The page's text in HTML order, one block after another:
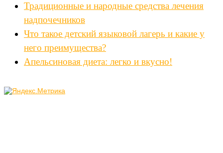
Традиционные и народные средства лечения
надпочечников
Что такое детский языковой лагерь и какие у
него преимущества?
Апельсиновая диета: легко и вкусно!